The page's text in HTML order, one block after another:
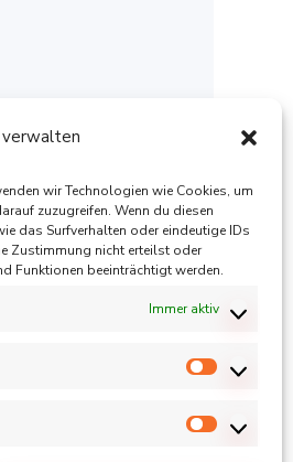
verwalten
wir Technologien wie Cookies, um
zuzugreifen. Wenn du diesen
das Surfverhalten oder eindeutige IDs
Zustimmung nicht erteilst oder
Funktionen beeinträchtigt werden.
Immer aktiv